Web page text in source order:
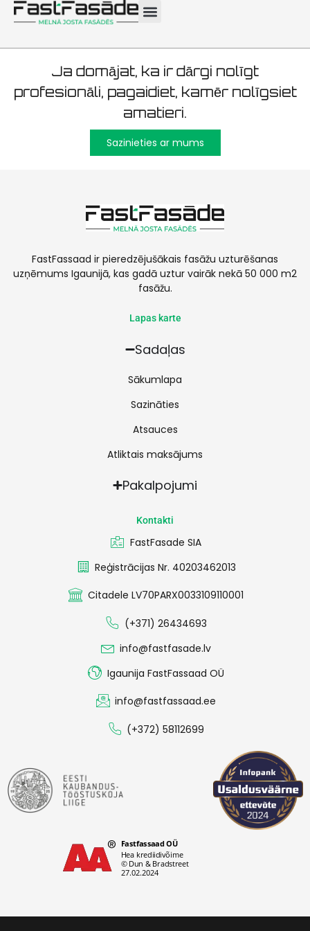
Tallinn 3600m2
Ja domājat, ka ir dārgi nolīgt
profesionāli, pagaidiet, kamēr nolīgsiet
amatieri.
Sazinieties ar mums
FastFassaad ir pieredzējušākais fasāžu uzturēšanas
uzņēmums Igaunijā, kas gadā uztur vairāk nekā 50 000 m2
fasāžu.
Lapas karte
Sadaļas
Sākumlapa
Sazināties
Atsauces
Atliktais maksājums
Pakalpojumi
Kontakti
FastFasade SIA
Reģistrācijas Nr. 40203462013
Citadele LV70PARX0033109110001
(+371) 26434693
info@fastfasade.lv
Igaunija FastFassaad OÜ
info@fastfassaad.ee
(+372) 58112699